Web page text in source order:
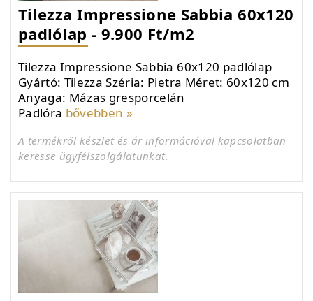
Tilezza Impressione Sabbia 60x120
padlólap - 9.900 Ft/m2
Tilezza Impressione Sabbia 60x120 padlólap
Gyártó: Tilezza Széria: Pietra Méret: 60x120 cm
Anyaga: Mázas gresporcelán
Padlóra bővebben »
A termékről készlet és ár információval kapcsolatban
keresse ügyfélszolgálatunkat.